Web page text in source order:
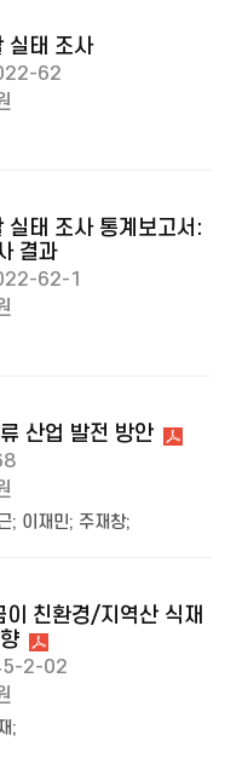
실태 조사
62
태 조사 통계보고서:
결과
62-1
산업 발전 방안
; 이재민; 주재창;
이 친환경/지역산 식재
2-02
;